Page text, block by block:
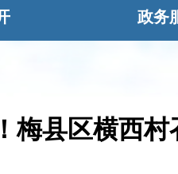
政务
梅县区横西